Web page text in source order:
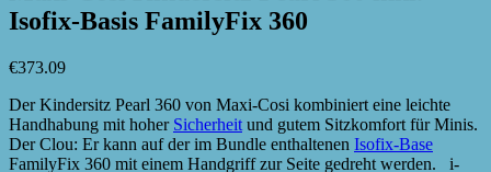
Isofix-Basis FamilyFix 360
€373.09
Der Kindersitz Pearl 360 von Maxi-Cosi kombiniert eine leichte
Handhabung mit hoher Sicherheit und gutem Sitzkomfort für Minis.
Der Clou: Er kann auf der im Bundle enthaltenen Isofix-Base
FamilyFix 360 mit einem Handgriff zur Seite gedreht werden. i-